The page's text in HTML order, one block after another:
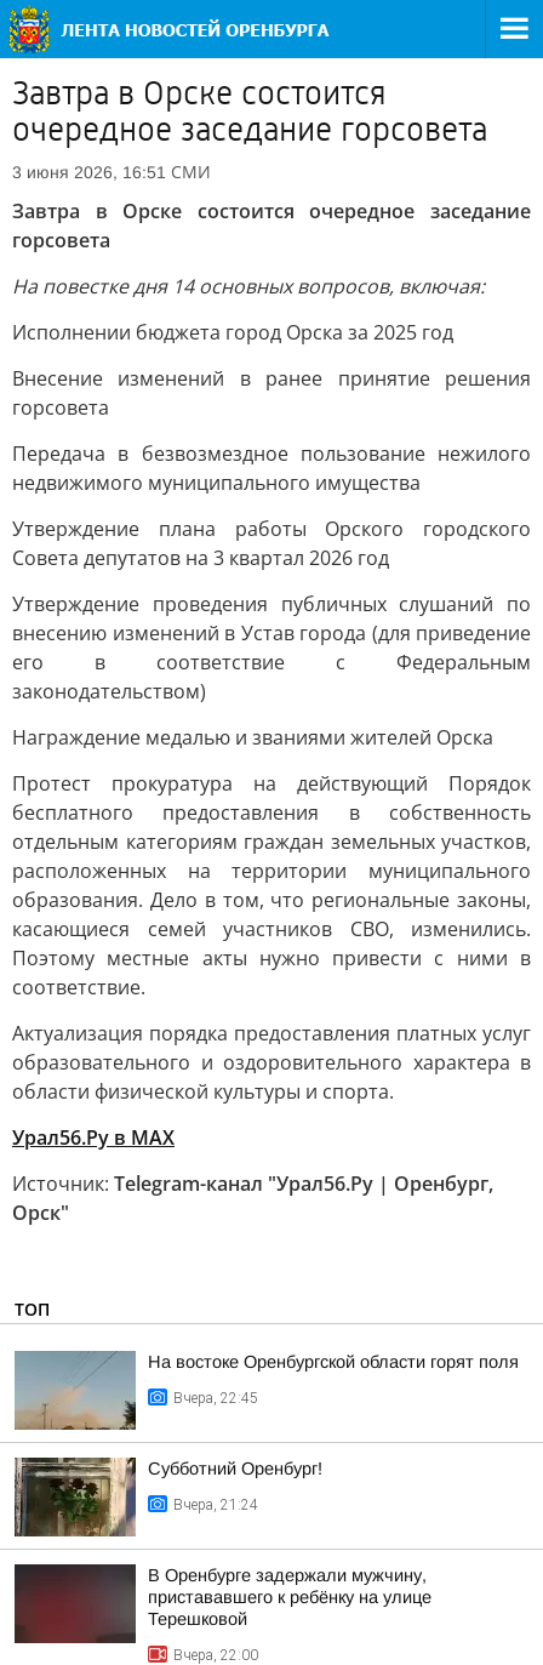
Завтра в Орске состоится
очередное заседание горсовета
3 июня 2026, 16:51 СМИ
Завтра в Орске состоится очередное заседание
горсовета
На повестке дня 14 основных вопросов, включая:
Исполнении бюджета город Орска за 2025 год
Внесение изменений в ранее принятие решения
горсовета
Передача в безвозмездное пользование нежилого
недвижимого муниципального имущества
Утверждение плана работы Орского городского
Совета депутатов на 3 квартал 2026 год
Утверждение проведения публичных слушаний по
внесению изменений в Устав города (для приведение
его в соответствие с Федеральным
законодательством)
Награждение медалью и званиями жителей Орска
Протест прокуратура на действующий Порядок
бесплатного предоставления в собственность
отдельным категориям граждан земельных участков,
расположенных на территории муниципального
образования. Дело в том, что региональные законы,
касающиеся семей участников СВО, изменились.
Поэтому местные акты нужно привести с ними в
соответствие.
Актуализация порядка предоставления платных услуг
образовательного и оздоровительного характера в
области физической культуры и спорта.
Урал56.Ру в МАХ
Источник: Telegram-канал "Урал56.Ру | Оренбург,
Орск"
ТОП
На востоке Оренбургской области горят поля
Вчера, 22:45
Субботний Оренбург!
Вчера, 21:24
В Оренбурге задержали мужчину,
пристававшего к ребёнку на улице
Терешковой
Вчера, 22:00